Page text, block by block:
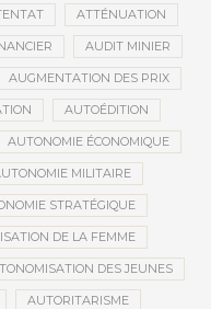
ATTÉNUATION
AUDIT MINIER
AUGMENTATION DES PRIX
AUTOÉDITION
AUTONOMIE ÉCONOMIQUE
MILITAIRE
STRATÉGIQUE
DE LA FEMME
DES JEUNES
AUTORITARISME